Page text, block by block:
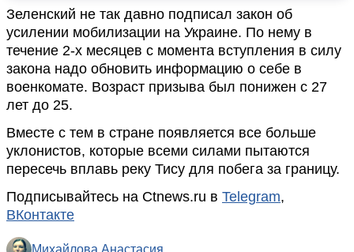
Зеленский не так давно подписал закон об
усилении мобилизации на Украине. По нему в
течение 2-х месяцев с момента вступления в силу
закона надо обновить информацию о себе в
военкомате. Возраст призыва был понижен с 27
лет до 25.
Вместе с тем в стране появляется все больше
уклонистов, которые всеми силами пытаются
пересечь вплавь реку Тису для побега за границу.
Подписывайтесь на Ctnews.ru в Telegram,
ВКонтакте
Михайлова Анастасия